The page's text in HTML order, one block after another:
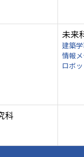
未来
建築
情報
ロボ
科